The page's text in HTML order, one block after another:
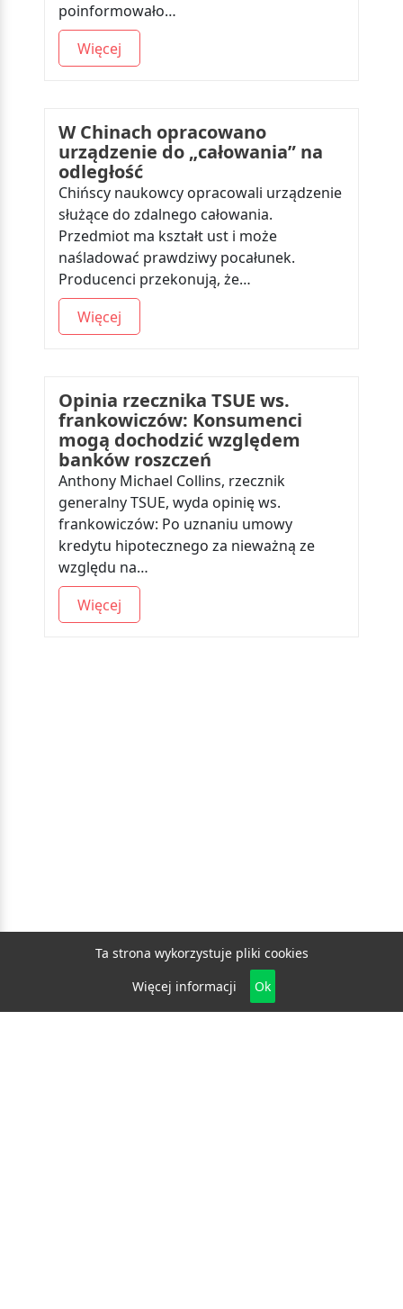
poinformowało…
Więcej
W Chinach opracowano
urządzenie do „całowania” na
odległość
Chińscy naukowcy opracowali urządzenie
służące do zdalnego całowania.
Przedmiot ma kształt ust i może
naśladować prawdziwy pocałunek.
Producenci przekonują, że…
Więcej
Opinia rzecznika TSUE ws.
frankowiczów: Konsumenci
mogą dochodzić względem
banków roszczeń
Anthony Michael Collins, rzecznik
generalny TSUE, wyda opinię ws.
frankowiczów: Po uznaniu umowy
kredytu hipotecznego za nieważną ze
względu na…
Więcej
Ta strona wykorzystuje pliki cookies
Więcej informacji
Ok